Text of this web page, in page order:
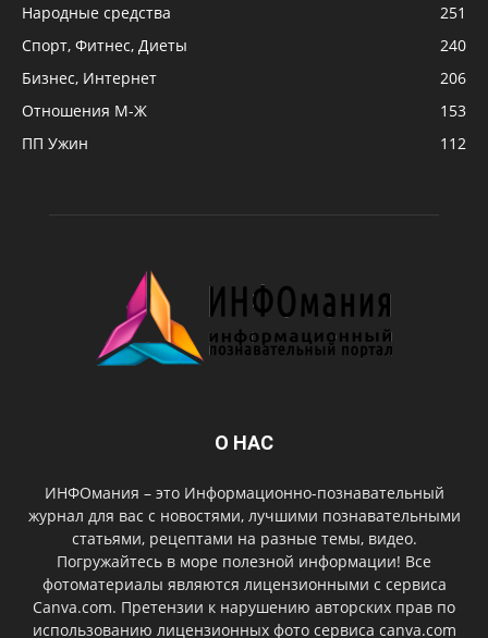
Народные средства
251
Спорт, Фитнес, Диеты
240
Бизнес, Интернет
206
Отношения М-Ж
153
ПП Ужин
112
О НАС
ИНФОмания – это Информационно-познавательный
журнал для вас с новостями, лучшими познавательными
статьями, рецептами на разные темы, видео.
Погружайтесь в море полезной информации! Все
фотоматериалы являются лицензионными с сервиса
Canva.com. Претензии к нарушению авторских прав по
использованию лицензионных фото сервиса canva.com